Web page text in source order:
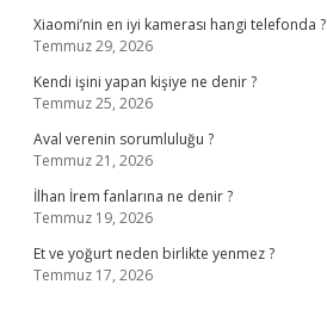
Xiaomi’nin en iyi kamerası hangi telefonda ?
Temmuz 29, 2026
Kendi işini yapan kişiye ne denir ?
Temmuz 25, 2026
Aval verenin sorumluluğu ?
Temmuz 21, 2026
İlhan İrem fanlarına ne denir ?
Temmuz 19, 2026
Et ve yoğurt neden birlikte yenmez ?
Temmuz 17, 2026